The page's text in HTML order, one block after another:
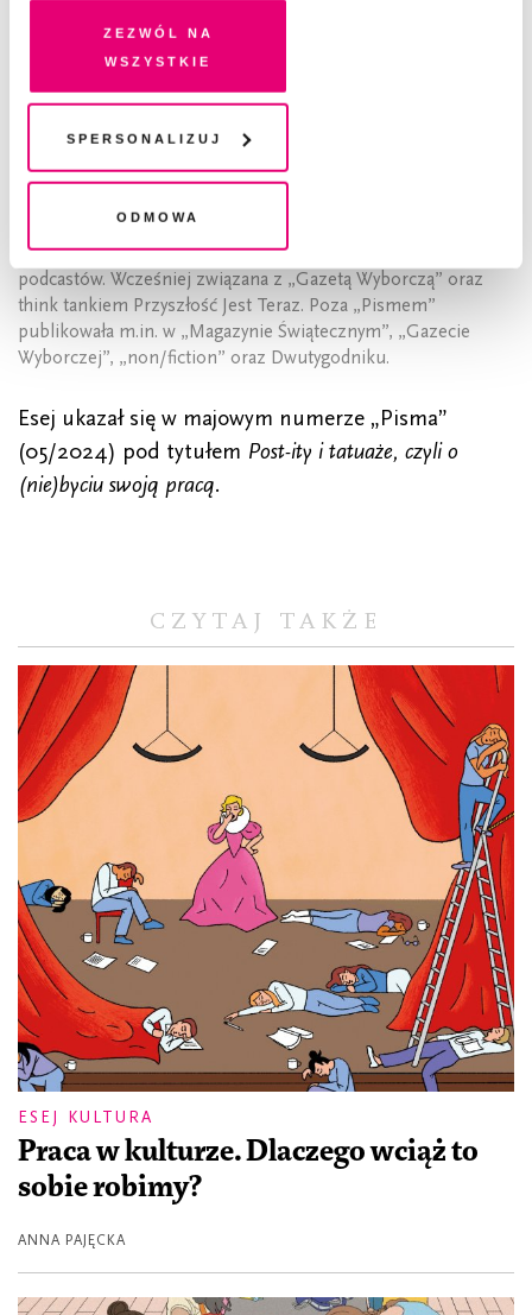
na Twoim urządzeniu końcowym lub dostęp do niego i
przetwarzanie danych. Zgodę na wszystkie lub niektóre
chwili wycofać lub ponowić w zakładce "Ustawienia
plików cookie". Wycofanie zgody nie wpływa na
legalność przetwarzania danych przed jej wycofaniem
Zezwól na
wszystkie
Spersonalizuj
Odmowa
Zuzanna Kowalczyk
w „Piśmie”, dziennikarka, kulturoznawczyni, autorka esejów i
podcastów. Wcześniej związana z „Gazetą Wyborczą” oraz
think tankiem Przyszłość Jest Teraz. Poza „Pismem”
publikowała m.in. w „Magazynie Świątecznym”, „Gazecie
Wyborczej”, „non/fiction” oraz Dwutygodniku.
Esej ukazał się w majowym numerze „Pisma”
(05/2024) pod tytułem Post-ity i tatuaże, czyli o
(nie)byciu swoją pracą.
CZYTAJ TAKŻE
ESEJ KULTURA
Praca w kulturze. Dlaczego wciąż to
sobie robimy?
ANNA PAJĘCKA